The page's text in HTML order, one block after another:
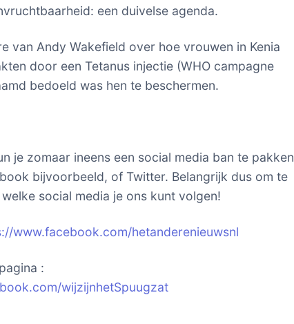
een duivelse agenda.
van Andy Wakefield over hoe vrouwen in Kenia
door een Tetanus injectie (WHO campagne
bedoeld was hen te beschermen.
je zomaar ineens een social media ban te pakken
bijvoorbeeld, of Twitter. Belangrijk dus om te
social media je ons kunt volgen!
www.facebook.com/hetanderenieuwsnl
:
wijzijnhetSpuugzat